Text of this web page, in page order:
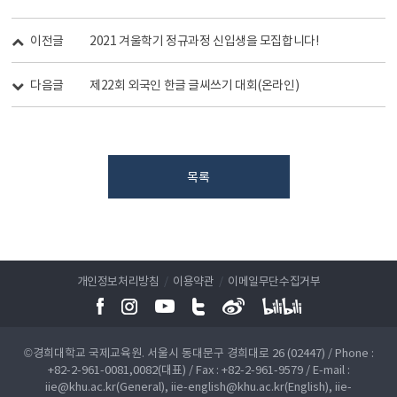
이전글 2021 겨울학기 정규과정 신입생을 모집합니다!
다음글 제22회 외국인 한글 글씨쓰기 대회(온라인)
목록
개인정보처리방침 / 이용약관 / 이메일무단수집거부
©경희대학교 국제교육원. 서울시 동대문구 경희대로 26 (02447) / Phone :
+82-2-961-0081,0082(대표) / Fax : +82-2-961-9579 / E-mail :
iie@khu.ac.kr(General), iie-english@khu.ac.kr(English), iie-